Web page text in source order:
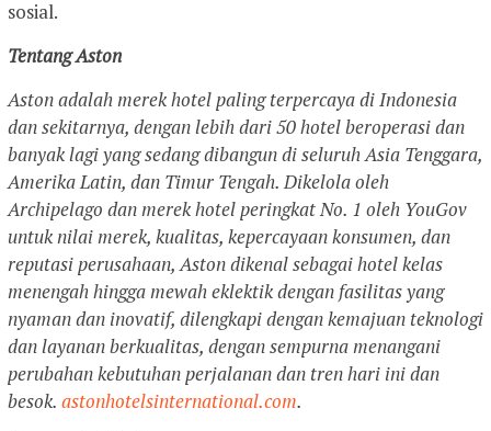
sosial.
Tentang Aston
Aston adalah merek hotel paling terpercaya di Indonesia
dan sekitarnya, dengan lebih dari 50 hotel beroperasi dan
banyak lagi yang sedang dibangun di seluruh Asia Tenggara,
Amerika Latin, dan Timur Tengah. Dikelola oleh
Archipelago dan merek hotel peringkat No. 1 oleh YouGov
untuk nilai merek, kualitas, kepercayaan konsumen, dan
reputasi perusahaan, Aston dikenal sebagai hotel kelas
menengah hingga mewah eklektik dengan fasilitas yang
nyaman dan inovatif, dilengkapi dengan kemajuan teknologi
dan layanan berkualitas, dengan sempurna menangani
perubahan kebutuhan perjalanan dan tren hari ini dan
besok. astonhotelsinternational.com.